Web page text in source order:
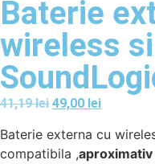
Baterie
wireless
41,19lei 49,00 lei
Baterie externa cu
compatibila ,aproximativ